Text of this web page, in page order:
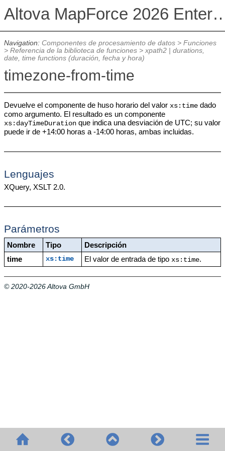
Altova MapForce 2026
Navigation: Componentes de procesamiento de datos> Funciones
> Referencia de la biblioteca de funciones> xpath2 | durations,
date, time functions (duración, fecha y hora)
timezone-from-time
Devuelve el componente de huso horario del valor xs:timedado
como argumento. El resultado es un componente
xs:dayTimeDurationque indica una desviación de UTC; su valor
puede ir de +14:00 horas a -14:00 horas, ambas incluidas.
Lenguajes
XQuery, XSLT 2.0.
Parámetros
Nombre Tipo
Descripción
time
xs:time El valor de entrada de tipo xs:time.
© 2020-2026 Altova GmbH